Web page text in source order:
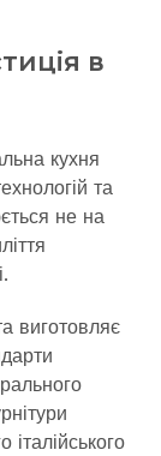
в
кухня
та
не на
виготовляє